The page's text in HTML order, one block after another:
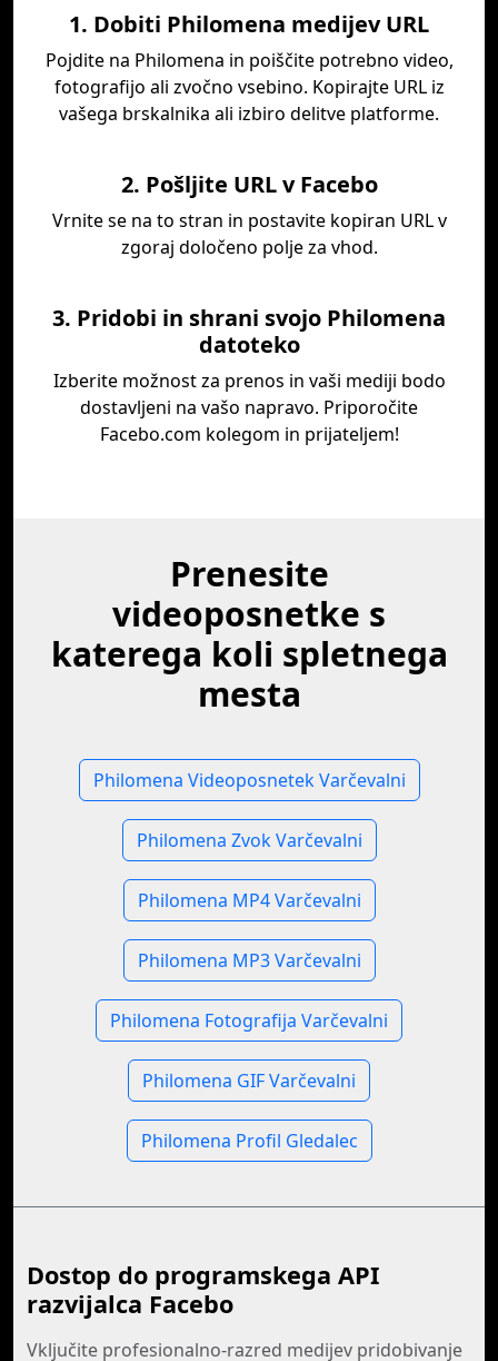
1. Dobiti Philomena medijev URL
Pojdite na Philomena in poiščite potrebno video,
fotografijo ali zvočno vsebino. Kopirajte URL iz
vašega brskalnika ali izbiro delitve platforme.
2. Pošljite URL v Facebo
Vrnite se na to stran in postavite kopiran URL v
zgoraj določeno polje za vhod.
3. Pridobi in shrani svojo Philomena
datoteko
Izberite možnost za prenos in vaši mediji bodo
dostavljeni na vašo napravo. Priporočite
Facebo.com kolegom in prijateljem!
Prenesite
videoposnetke s
katerega koli spletnega
mesta
Philomena Videoposnetek Varčevalni
Philomena Zvok Varčevalni
Philomena MP4 Varčevalni
Philomena MP3 Varčevalni
Philomena Fotografija Varčevalni
Philomena GIF Varčevalni
Philomena Profil Gledalec
Dostop do programskega API
razvijalca Facebo
Vključite profesionalno-razred medijev pridobivanje